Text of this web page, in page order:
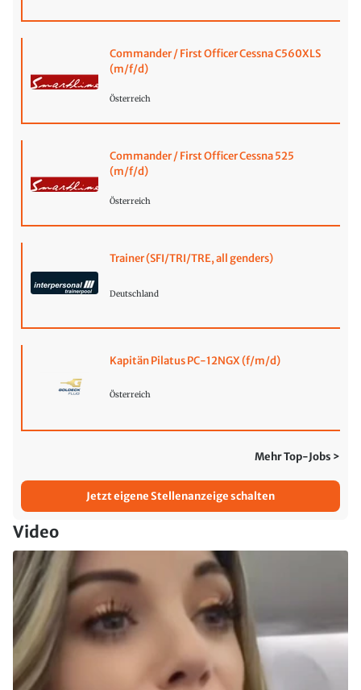
Commander / First Officer Cessna C560XLS
(m/f/d)
Österreich
Commander / First Officer Cessna 525
(m/f/d)
Österreich
Trainer (SFI/TRI/TRE, all genders)
Deutschland
Kapitän Pilatus PC-12NGX (f/m/d)
Österreich
Mehr Top-Jobs >
Jetzt eigene Stellenanzeige schalten
Video